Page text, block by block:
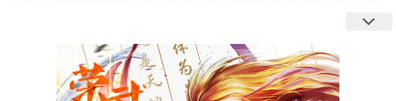
启热血玄幻之旅吧！